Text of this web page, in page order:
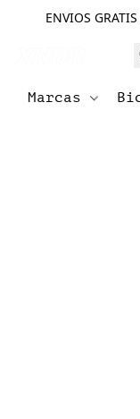
ENVIOS
Marcas